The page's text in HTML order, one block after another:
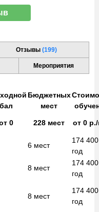
Отзывы (199)
Мероприятия
бал
Бюджетных
мест
0 228 мест от 0
6 мест
174
год
8 мест
174
год
8 мест
174
год